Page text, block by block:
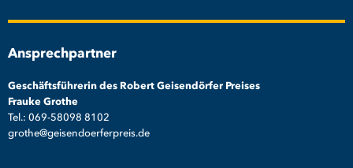
Ansprechpartner
Geschäftsführerin des Robert Geisendörfer Preises
Frauke Grothe
Tel.: 069-58098 8102
grothe@geisendoerferpreis.de